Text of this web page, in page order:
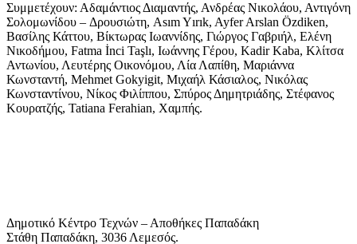
Συμμετέχουν: Αδαμάντιος Διαμαντής, Ανδρέας Νικολάου, Αντιγόνη
Σολομωνίδου – Δρουσιώτη, Asım Yırık, Ayfer Arslan Özdiken,
Βασίλης Κάττου, Βίκτωρας Ιωαννίδης, Γιώργος Γαβριήλ, Ελένη
Νικοδήμου, Fatma İnci Taşlı, Ιωάννης Γέρου, Kadir Kaba, Κλίτσα
Αντωνίου, Λευτέρης Οικονόμου, Λία Λαπίθη, Μαριάννα
Κωνσταντή, Mehmet Gokyigit, Μιχαήλ Κάσιαλος, Νικόλας
Κωνσταντίνου, Νίκος Φιλίππου, Σπύρος Δημητριάδης, Στέφανος
Κουρατζής, Tatiana Ferahian, Χαμπής.
Δημοτικό Κέντρο Τεχνών – Αποθήκες Παπαδάκη
Στάθη Παπαδάκη, 3036 Λεμεσός.